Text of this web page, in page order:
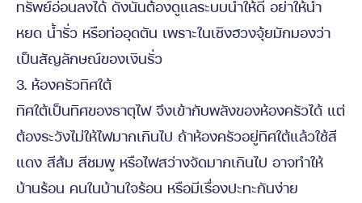
ทรัพย์อ่อนลงได้ ดังนั้นต้องดูแลระบบน้ำให้ดี อย่าให้น้ำ
หยด น้ำรั่ว หรือท่ออุดตัน เพราะในเชิงฮวงจุ้ยมักมองว่า
เป็นสัญลักษณ์ของเงินรั่ว
3. ห้องครัวทิศใต้
ทิศใต้เป็นทิศของธาตุไฟ จึงเข้ากับพลังของห้องครัวได้ แต่
ต้องระวังไม่ให้ไฟมากเกินไป ถ้าห้องครัวอยู่ทิศใต้แล้วใช้สี
แดง สีส้ม สีชมพู หรือไฟสว่างจัดมากเกินไป อาจทำให้
บ้านร้อน คนในบ้านใจร้อน หรือมีเรื่องปะทะกันง่าย